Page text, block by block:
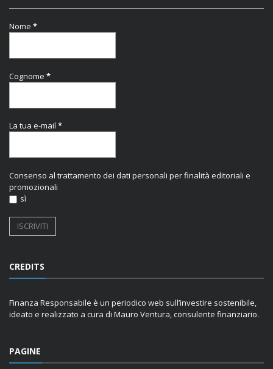
Nome *
Cognome *
La tua e-mail *
Consenso al trattamento dei dati personali per finalità editoriali e
promozionali
sì
CREDITS
Finanza Responsabile è un periodico web sull’investire sostenibile,
ideato e realizzato a cura di Mauro Ventura, consulente finanziario.
PAGINE